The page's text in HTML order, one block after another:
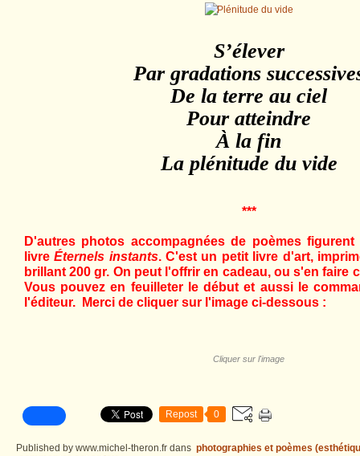
S’élever
Par gradations
De la terre au ciel
Pour atteindre
À la fin
La plénitude du vide
***
D'autres photos accompagnées de poèmes
livreÉternels instants. C'est un petit livre d'art,
brillant 200 gr. On peut l'offrir en cadeau, ou s'en faire
Vous pouvez en feuilleter le début et aussi le
l'éditeur. Merci de cliquer sur l'image ci-dessous :
Cliquer sur l'image
Repost 0
Published by www.michel-theron.fr dans photographies et poèmes